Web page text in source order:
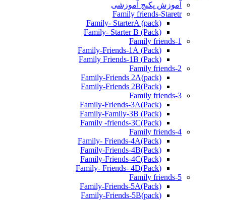
آموزش پکیج آموزشی
Family friends-Staretr
Family- StarterA (pack)
Family- Starter B (Pack)
Family friends-1
(Pack) Family-Friends-1A
(Pack) Family Friends-1B
Family friends-2
Family-Friends 2A(pack)
Family-Friends 2B(Pack)
Family friends-3
(Pack)Family-Friends-3A
Family-Family-3B (Pack)
Family -friends-3C(Pack)
Family friends-4
Family- Friends-4A(Pack)
Family-Friends-4B(Pack)
Family-Friends-4C(Pack)
(Pack)Family- Friends- 4D
Family friends-5
Family-Friends-5A(Pack)
(pack)Family-Friends-5B